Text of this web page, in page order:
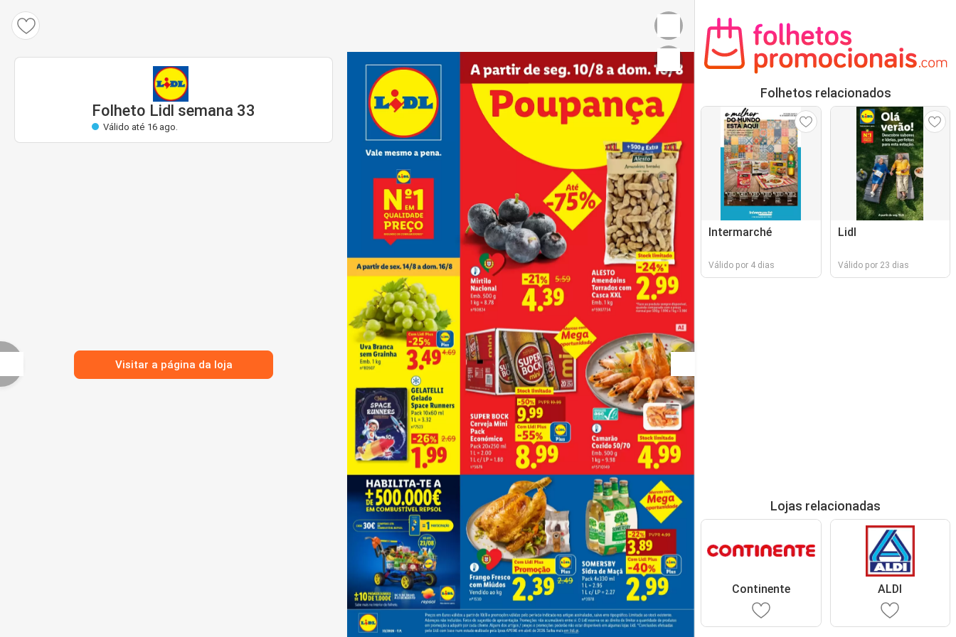
Folheto Lidl semana 33
Válido até 16 ago.
Visitar a página da loja
Folhetos relacionados
Intermarché
Válido por 4 dias
Lidl
Válido por 23 dias
Lojas relacionadas
Continente ALDI